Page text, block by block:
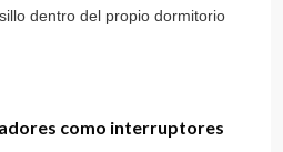
dentro del propio dormitorio
como interruptores